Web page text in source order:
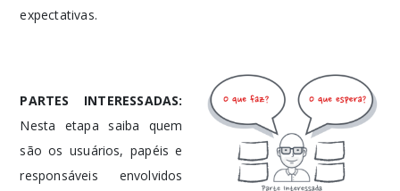
expectativas.
PARTES INTERESSADAS:
Nesta etapa saiba quem
são os usuários, papéis e
responsáveis envolvidos